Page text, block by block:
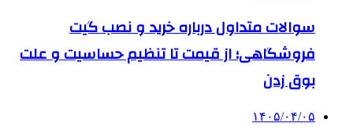
سوالات متداول درباره خرید و نصب گیت
فروشگاهی؛ از قیمت تا تنظیم حساسیت و علت
بوق زدن
۱۴۰۵/۰۴/۰۵